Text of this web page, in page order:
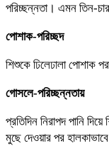
পরিচ্ছন্নতা। এমন তিন-
পোশাক-পরিচ্ছদ
শিশুকে ঢিলেঢালা পোশাক
গোসলে-পরিচ্ছন্নতায়
প্রতিদিন নিরাপদ পানি
মুছে দেওয়ার পর